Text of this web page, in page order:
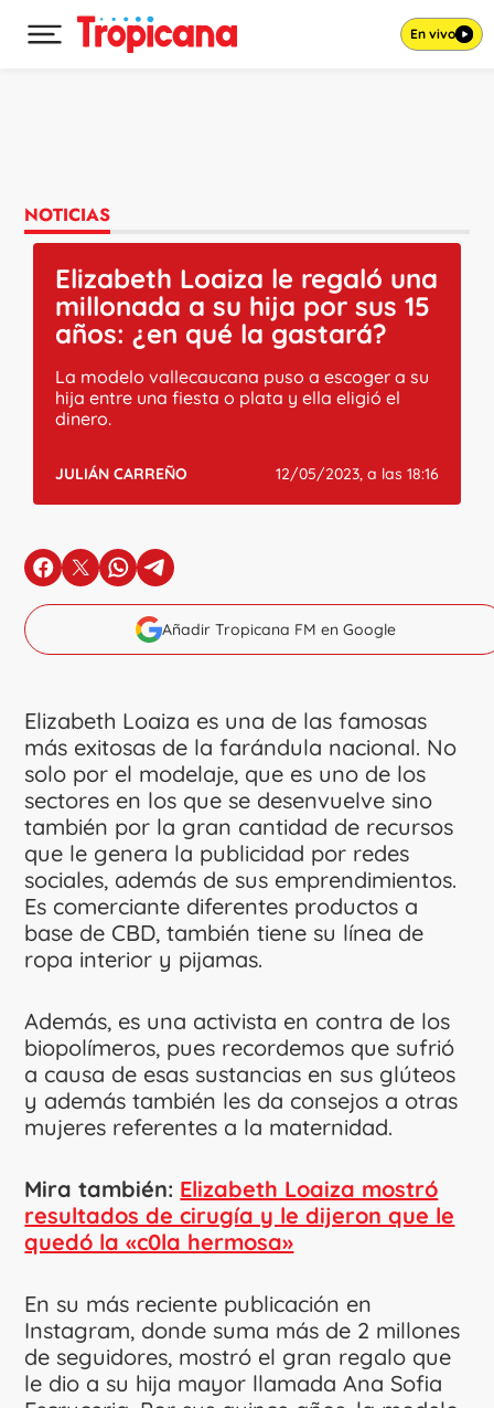
Desplegar menú principal En vivo
NOTICIAS
Elizabeth Loaiza le regaló una
millonada a su hija por sus 15
años: ¿en qué la gastará?
La modelo vallecaucana puso a escoger a su
hija entre una fiesta o plata y ella eligió el
dinero.
JULIÁN CARREÑO 12/05/2023, a las 18:16
en Facebook
en Xen Whatsapp
en Telegram
Añadir Tropicana FM en Google
Elizabeth Loaiza es una de las famosas
más exitosas de la farándula nacional. No
solo por el modelaje, que es uno de los
sectores en los que se desenvuelve sino
también por la gran cantidad de recursos
que le genera la publicidad por redes
sociales, además de sus emprendimientos.
Es comerciante diferentes productos a
base de CBD, también tiene su línea de
ropa interior y pijamas.
Además, es una activista en contra de los
biopolímeros, pues recordemos que sufrió
a causa de esas sustancias en sus glúteos
y además también les da consejos a otras
mujeres referentes a la maternidad.
Mira también: Elizabeth Loaiza mostró
resultados de cirugía y le dijeron que le
quedó la «c0la hermosa»
En su más reciente publicación en
Instagram, donde suma más de 2 millones
de seguidores, mostró el gran regalo que
le dio a su hija mayor llamada Ana Sofia